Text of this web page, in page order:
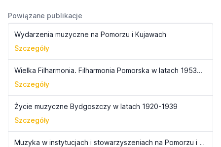
Powiązane publikacje
Wydarzenia muzyczne na Pomorzu i Kujawach
Szczegóły
Wielka Filharmonia. Filharmonia Pomorska w latach 1953-1990
Szczegóły
Życie muzyczne Bydgoszczy w latach 1920-1939
Szczegóły
Muzyka w instytucjach i stowarzyszeniach na Pomorzu i Kujawach